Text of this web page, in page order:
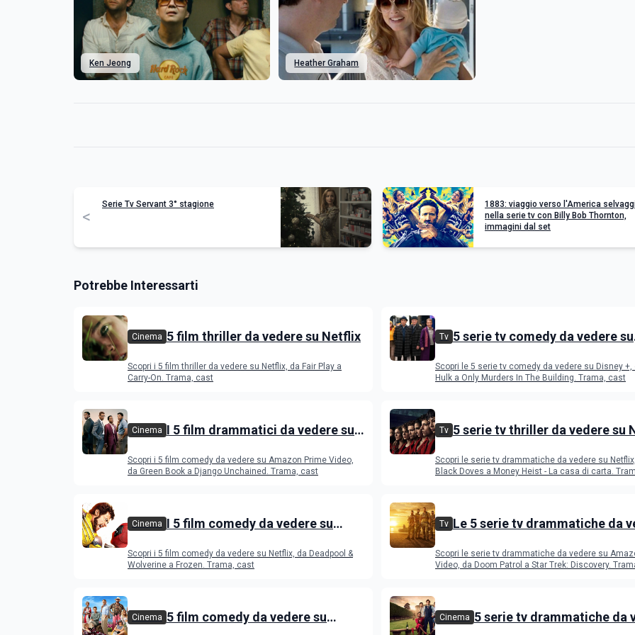
Ken Jeong Heather Graham
<
Serie Tv Servant 3° stagione
1883: viaggio verso l'America
nella serie tv con Billy Bob Thornton,
immagini dal set
Potrebbe Interessarti
Cinema 5 film thriller da vedere su Netflix
Scopri i 5 film thriller da vedere su Netflix, da Fair Play a
Carry-On. Trama, cast
Tv 5 serie tv comedy da vedere su
Scopri le 5 serie tv comedy da vedere su Disney +,
Hulk a Only Murders In The Building. Trama, cast
Cinema I 5 film drammatici da vedere su
Scopri i 5 film comedy da vedere su Amazon Prime Video,
da Green Book a Django Unchained. Trama, cast
Tv 5 serie tv thriller da vedere su
Scopri le serie tv drammatiche da vedere su
Black Doves a Money Heist - La casa di carta.
Cinema I 5 film comedy da vedere su
Scopri i 5 film comedy da vedere su Netflix, da Deadpool &
Wolverine a Frozen. Trama, cast
Tv Le 5 serie tv drammatiche da
Scopri le serie tv drammatiche da vedere su
Video, da Doom Patrol a Star Trek: Discovery.
Cinema 5 film comedy da vedere su
Cinema 5 serie tv drammatiche da